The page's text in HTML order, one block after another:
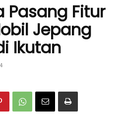
Pasang Fitur
Jepang
Ikutan